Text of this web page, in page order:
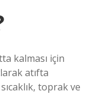
kalması için
atıfta
toprak ve